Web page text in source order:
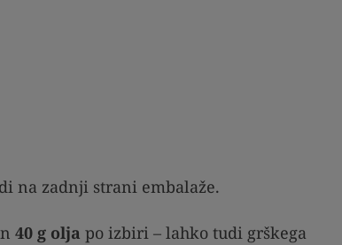
na zadnji strani embalaže.
40 g olja po izbiri – lahko tudi grškega